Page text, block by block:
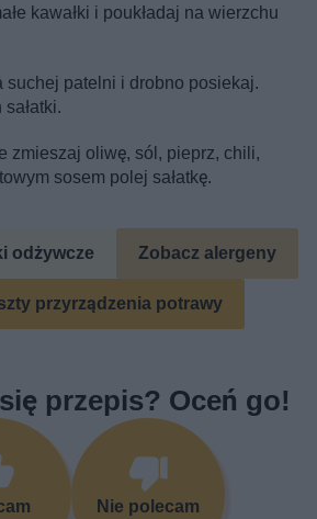
kawałki i poukładaj na wierzchu
suchej patelni i drobno posiekaj.
zmieszaj oliwę, sól, pieprz, chili,
sosem polej sałatkę.
odżywcze Zobacz alergeny
przyrządzenia potrawy
przepis? Oceń go!
Nie polecam